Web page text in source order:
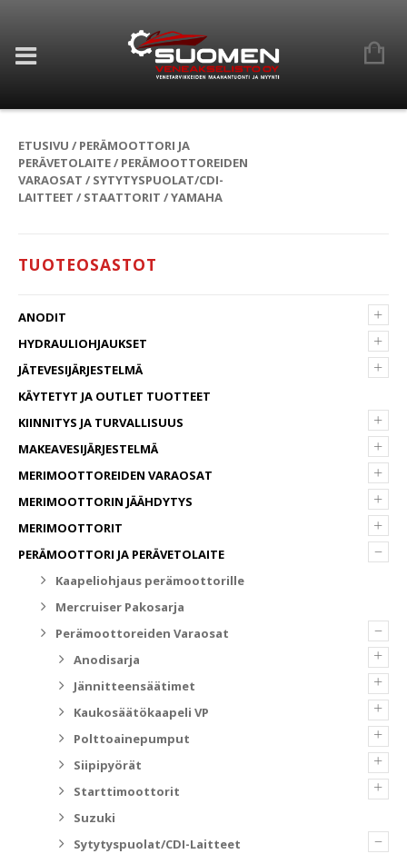
ETUSIVU / PERÄMOOTTORI JA
PERÄVETOLAITE/ PERÄMOOTTOREIDEN
VARAOSAT / SYTYTYSPUOLAT/CDI-
LAITTEET / STAATTORIT / YAMAHA
TUOTEOSASTOT
+
ANODIT
+
HYDRAULIOHJAUKSET
+
JÄTEVESIJÄRJESTELMÄ
KÄYTETYT JA OUTLET TUOTTEET
+
KIINNITYS JA TURVALLISUUS
+
MAKEAVESIJÄRJESTELMÄ
+
MERIMOOTTOREIDEN VARAOSAT
+
MERIMOOTTORIN JÄÄHDYTYS
+
MERIMOOTTORIT
–
PERÄMOOTTORI JA PERÄVETOLAITE
Kaapeliohjaus perämoottorille
Mercruiser Pakosarja
–
Perämoottoreiden Varaosat
+
Anodisarja
+
Jännitteensäätimet
+
Kaukosäätökaapeli VP
+
Polttoainepumput
+
Siipipyörät
+
Starttimoottorit
Suzuki
–
Sytytyspuolat/CDI-Laitteet